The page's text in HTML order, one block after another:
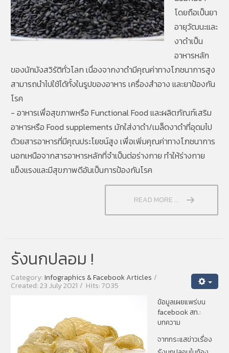
โดยถือเป็นยา
อายุวัฒนะและ
งาดำเป็น
อาหารหลัก
ของนักมังสวิรัติทั่วโลก เนื่องจากงาดำมีคุณค่าทางโภชนาการสูง
สามารถนำไปใช้ได้ทั้งในรูปของอาหาร เครื่องสำอาง และยาป้องกัน
โรค
- อาหารเพื่อสุขภาพหรือ Functional Food และผลิตภัณฑ์เสริม
อาหารหรือ Food supplements มักใส่งาดำ/เมล็ดงาดำที่อุดมไป
ด้วยสารอาหารที่มีคุณประโยชน์สูง เพื่อเพิ่มคุณค่าทางโภชนาการ
นอกเหนือจากสารอาหารหลักที่จำเป็นต่อร่างกาย ทำให้ร่างกาย
แข็งแรงและมีสุขภาพดีอันเป็นการป้องกันโรค
READ MORE ...
รังนกปลอม !
Category:Infographics & Facebook Articles
Created: 23 July 2021
Hits: 7035
ข้อมูลเผยแพร่บน
facebook สท.:
บทความ
จากกระแสข่าวเรื่อง